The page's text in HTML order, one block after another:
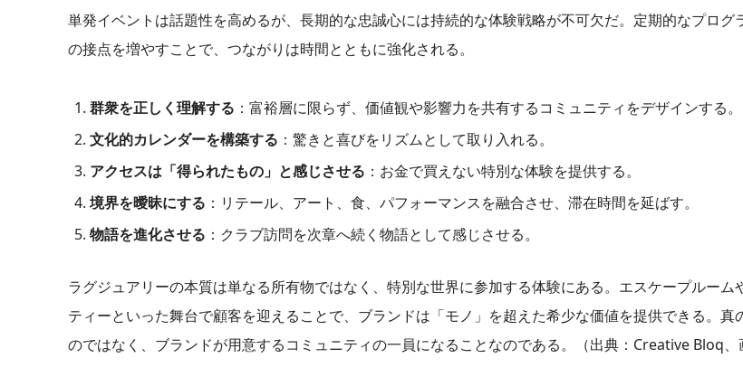
単発イベントは話題性を高めるが、長期的な忠誠心には持続的な体験戦略が不可欠だ。定期的なプログ
の接点を増やすことで、つながりは時間とともに強化される。
群衆を正しく理解する ：富裕層に限らず、価値観や影響力を共有するコミュニティをデザインする。
文化的カレンダーを構築する ：驚きと喜びをリズムとして取り入れる。
アクセスは「得られたもの」と感じさせる ：お金で買えない特別な体験を提供する。
境界を曖昧にする ：リテール、アート、食、パフォーマンスを融合させ、滞在時間を延ばす。
物語を進化させる ：クラブ訪問を次章へ続く物語として感じさせる。
ラグジュアリーの本質は単なる所有物ではなく、特別な世界に参加する体験にある。エスケープルーム
ティーといった舞台で顧客を迎えることで、ブランドは「モノ」を超えた希少な価値を提供できる。真
のではなく、ブランドが用意するコミュニティの一員になることなのである。（出典：Creative Bloq